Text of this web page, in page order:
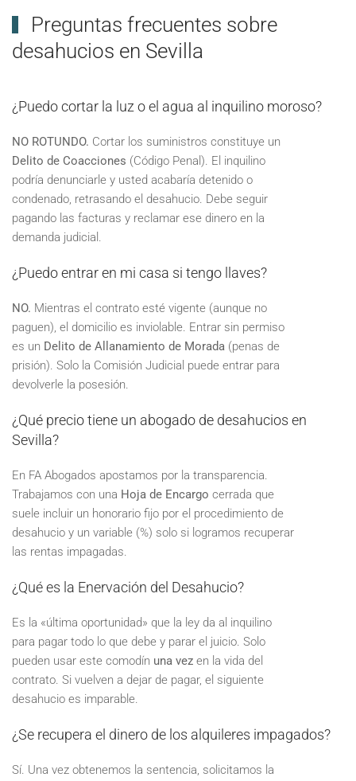
Preguntas frecuentes sobre
desahucios en Sevilla
¿Puedo cortar la luz o el agua al inquilino moroso?
NO ROTUNDO. Cortar los suministros constituye un
Delito de Coacciones (Código Penal). El inquilino
podría denunciarle y usted acabaría detenido o
condenado, retrasando el desahucio. Debe seguir
pagando las facturas y reclamar ese dinero en la
demanda judicial.
¿Puedo entrar en mi casa si tengo llaves?
NO. Mientras el contrato esté vigente (aunque no
paguen), el domicilio es inviolable. Entrar sin permiso
es un Delito de Allanamiento de Morada (penas de
prisión). Solo la Comisión Judicial puede entrar para
devolverle la posesión.
¿Qué precio tiene un abogado de desahucios en
Sevilla?
En FA Abogados apostamos por la transparencia.
Trabajamos con una Hoja de Encargo cerrada que
suele incluir un honorario fijo por el procedimiento de
desahucio y un variable (%) solo si logramos recuperar
las rentas impagadas.
¿Qué es la Enervación del Desahucio?
Es la «última oportunidad» que la ley da al inquilino
para pagar todo lo que debe y parar el juicio. Solo
pueden usar este comodín una vez en la vida del
contrato. Si vuelven a dejar de pagar, el siguiente
desahucio es imparable.
¿Se recupera el dinero de los alquileres impagados?
Sí. Una vez obtenemos la sentencia, solicitamos la